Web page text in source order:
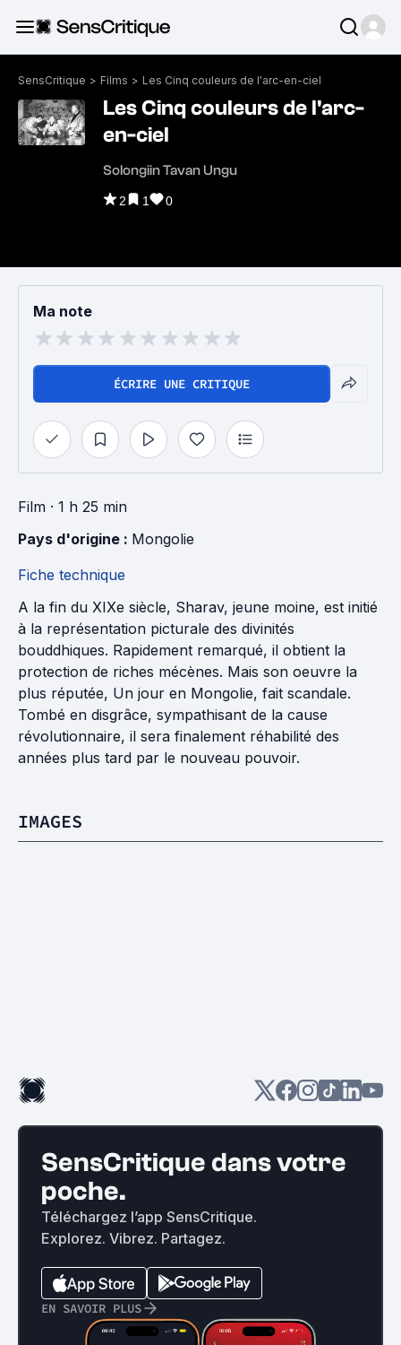
SensCritique > Films > Les Cinq couleurs de l'arc-en-ciel
Les Cinq couleurs de l'arc-
en-ciel
Solongiin Tavan Ungu
2 1 0
Ma note
ÉCRIRE UNE CRITIQUE
Film · 1 h 25 min
Pays d'origine : Mongolie
Fiche technique
A la fin du XIXe siècle, Sharav, jeune moine, est initié
à la représentation picturale des divinités
bouddhiques. Rapidement remarqué, il obtient la
protection de riches mécènes. Mais son oeuvre la
plus réputée, Un jour en Mongolie, fait scandale.
Tombé en disgrâce, sympathisant de la cause
révolutionnaire, il sera finalement réhabilité des
années plus tard par le nouveau pouvoir.
IMAGES
SensCritique dans votre
poche.
Téléchargez l’app SensCritique.
Explorez. Vibrez. Partagez.
EN SAVOIR PLUS